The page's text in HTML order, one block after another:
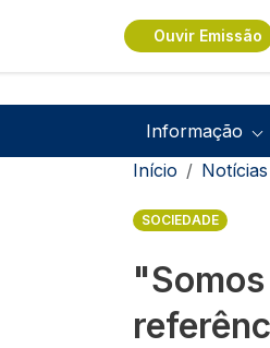
Ouvir Emissão
Informação
Início Notícias
SOCIEDADE